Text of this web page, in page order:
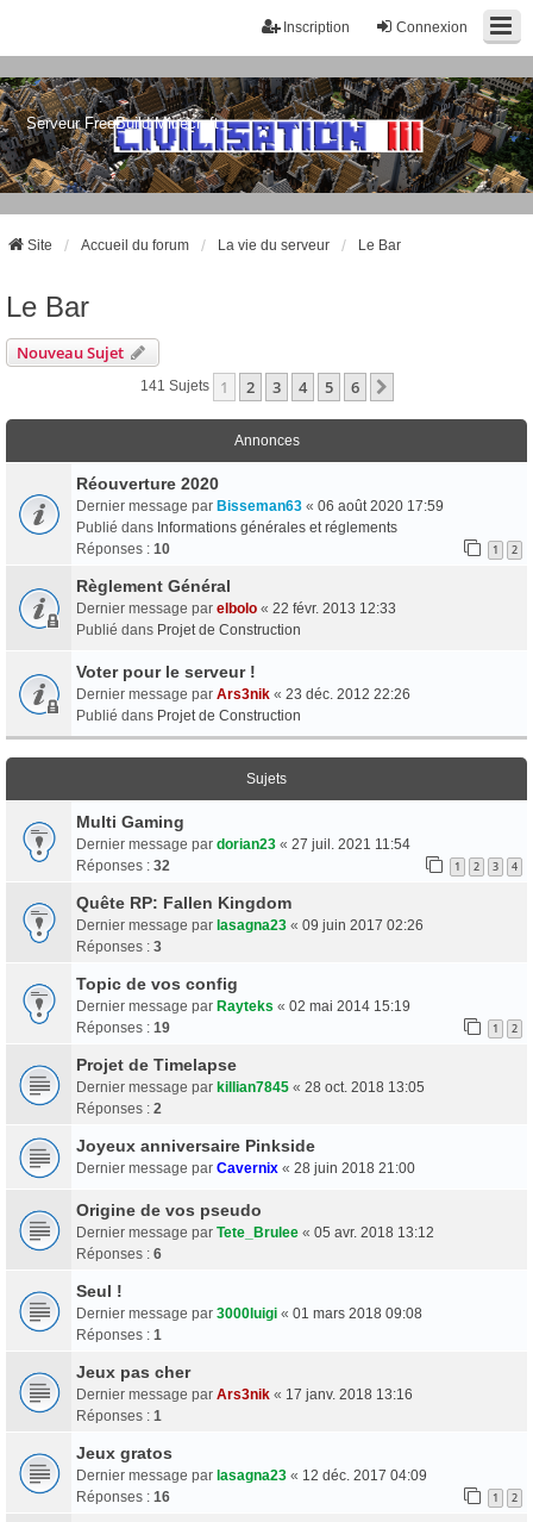
Connexion
Inscription
Serveur FreeBuild Minecraft
Site Accueil du forum La vie du serveur Le Bar
Le Bar
Nouveau Sujet
141 Sujets 1 2 3 4 5 6
Annonces
Réouverture 2020
Dernier message par Bisseman63 « 06 août 2020 17:59
Publié dans Informations générales et réglements
Réponses : 10 1 2
Règlement Général
Dernier message par elbolo « 22 févr. 2013 12:33
Publié dans Projet de Construction
Voter pour le serveur !
Dernier message par Ars3nik « 23 déc. 2012 22:26
Publié dans Projet de Construction
Sujets
Multi Gaming
Dernier message par dorian23 « 27 juil. 2021 11:54
Réponses : 32 1 2 3 4
Quête RP: Fallen Kingdom
Dernier message par lasagna23 « 09 juin 2017 02:26
Réponses : 3
Topic de vos config
Dernier message par Rayteks « 02 mai 2014 15:19
Réponses : 19 1 2
Projet de Timelapse
Dernier message par killian7845 « 28 oct. 2018 13:05
Réponses : 2
Joyeux anniversaire Pinkside
Dernier message par Cavernix « 28 juin 2018 21:00
Origine de vos pseudo
Dernier message par Tete_Brulee « 05 avr. 2018 13:12
Réponses : 6
Seul !
Dernier message par 3000luigi « 01 mars 2018 09:08
Réponses : 1
Jeux pas cher
Dernier message par Ars3nik « 17 janv. 2018 13:16
Réponses : 1
Jeux gratos
Dernier message par lasagna23 « 12 déc. 2017 04:09
Réponses : 16 1 2